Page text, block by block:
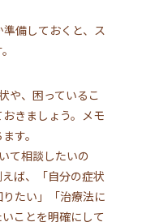
備しておくと、ス
や、困っているこ
きましょう。メモ
す。
て相談したいの
ば、「自分の症状
たい」「治療法に
ことを明確にして